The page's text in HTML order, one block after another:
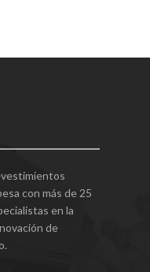
con más de 25
en la
de